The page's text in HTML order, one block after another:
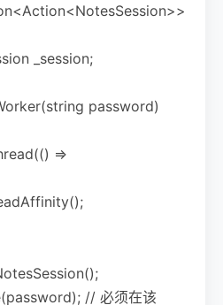
_session;
password)
=>
// 必须在该